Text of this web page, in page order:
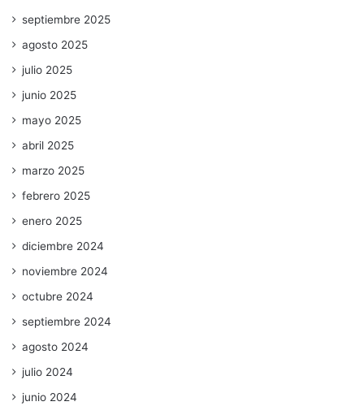
septiembre 2025
agosto 2025
julio 2025
junio 2025
mayo 2025
abril 2025
marzo 2025
febrero 2025
enero 2025
diciembre 2024
noviembre 2024
octubre 2024
septiembre 2024
agosto 2024
julio 2024
junio 2024